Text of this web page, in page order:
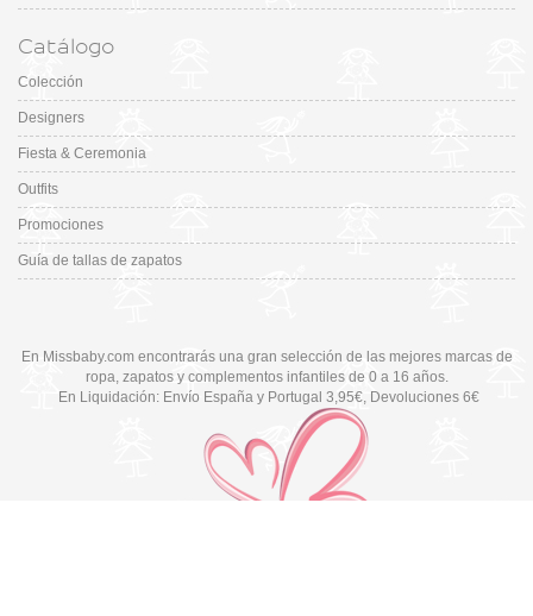
Catálogo
Colección
Designers
Fiesta & Ceremonia
Outfits
Promociones
Guía de tallas de zapatos
En Missbaby.com encontrarás una gran selección de las mejores marcas de
ropa, zapatos y complementos infantiles de 0 a 16 años.
En Liquidación: Envío España y Portugal 3,95€, Devoluciones 6€